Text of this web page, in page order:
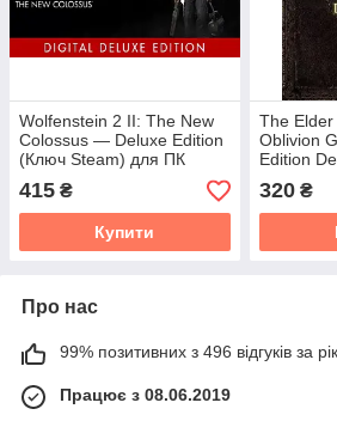
Wolfenstein 2 II: The New
Colossus — Deluxe Edition
(Ключ Steam) для ПК
415 ₴
Купити
The Elder
Oblivion
Edition
320₴
Про нас
99% позитивних з 496 відгуків за рік
Працює з 08.06.2019